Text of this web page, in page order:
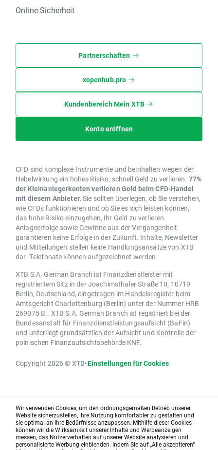
Online-Sicherheit
Partnerschaften
xopenhub.pro
Kundenbereich Mein XTB
Konto eröffnen
CFD sind komplexe Instrumente und beinhalten wegen der
Hebelwirkung ein hohes Risiko, schnell Geld zu verlieren. 77%
der Kleinanlegerkonten verlieren Geld beim CFD-Handel
mit diesem Anbieter. Sie sollten überlegen, ob Sie verstehen,
wie CFDs funktionieren und ob Sie es sich leisten können,
das hohe Risiko einzugehen, Ihr Geld zu verlieren.
Anlageerfolge sowie Gewinne aus der Vergangenheit
garantieren keine Erfolge in der Zukunft. Inhalte, Newsletter
und Mitteilungen stellen keine Handlungsansätze von XTB
dar. Telefonate können aufgezeichnet werden.
XTB S.A. German Branch ist Finanzdienstleister mit
registriertem Sitz in der Joachimsthaler Straße 10, 10719
Berlin, Deutschland, eingetragen im Handelsregister beim
Amtsgericht Charlottenburg (Berlin) unter der Nummer HRB
269075 B.. XTB S.A. German Branch ist registriert bei der
Bundesanstalt für Finanzdienstleistungsaufsicht (BaFin)
und unterliegt grundsätzlich der Aufsicht und Kontrolle der
polnischen Finanzaufsichtsbehörde KNF.
Copyright 2026 © XTB•Einstellungen für Cookies
Wir verwenden Cookies, um den ordnungsgemäßen Betrieb unserer
Website sicherzustellen, ihre Nutzung komfortabler zu gestalten und
sie optimal an Ihre Bedürfnisse anzupassen. Mithilfe dieser Cookies
können wir die Wirksamkeit unserer Inhalte und Werbeanzeigen
messen, das Nutzerverhalten auf unserer Website analysieren und
personalisierte Werbung einblenden. Indem Sie auf „Alle akzeptieren“